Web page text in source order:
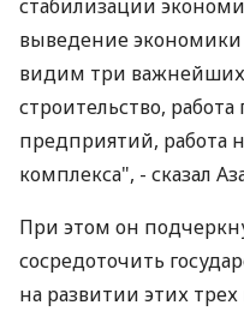
стабилизации
выведение
видим три важнейших
строительство,
предприятий, работа
комплекса", - сказал
При этом он
сосредоточить
на развитии этих